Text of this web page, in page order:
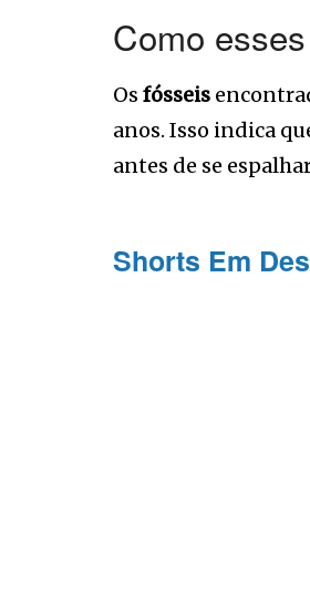
Como
Os fósseis
anos. Isso indica
antes de se
Shorts Em